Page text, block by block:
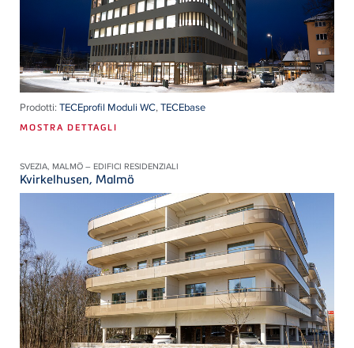
Prodotti: TECEprofil Moduli WC,TECEbase
MOSTRA DETTAGLI
SVEZIA, MALMÖ – EDIFICI RESIDENZIALI
Kvirkelhusen, Malmö